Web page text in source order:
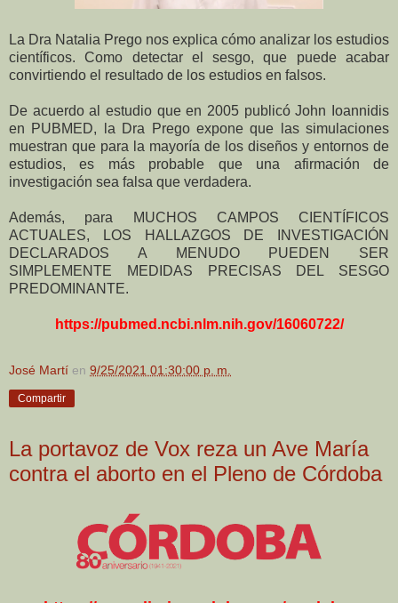
La Dra Natalia Prego nos explica cómo analizar los estudios
científicos. Como detectar el sesgo, que puede acabar
convirtiendo el resultado de los estudios en falsos.
De acuerdo al estudio que en 2005 publicó John Ioannidis
en PUBMED, la Dra Prego expone que las simulaciones
muestran que para la mayoría de los diseños y entornos de
estudios, es más probable que una afirmación de
investigación sea falsa que verdadera.
Además, para MUCHOS CAMPOS CIENTÍFICOS
ACTUALES, LOS HALLAZGOS DE INVESTIGACIÓN
DECLARADOS A MENUDO PUEDEN SER
SIMPLEMENTE MEDIDAS PRECISAS DEL SESGO
PREDOMINANTE.
https://pubmed.ncbi.nlm.nih.gov/16060722/
José Martí en 9/25/2021 01:30:00 p. m.
Compartir
La portavoz de Vox reza un Ave María
contra el aborto en el Pleno de Córdoba